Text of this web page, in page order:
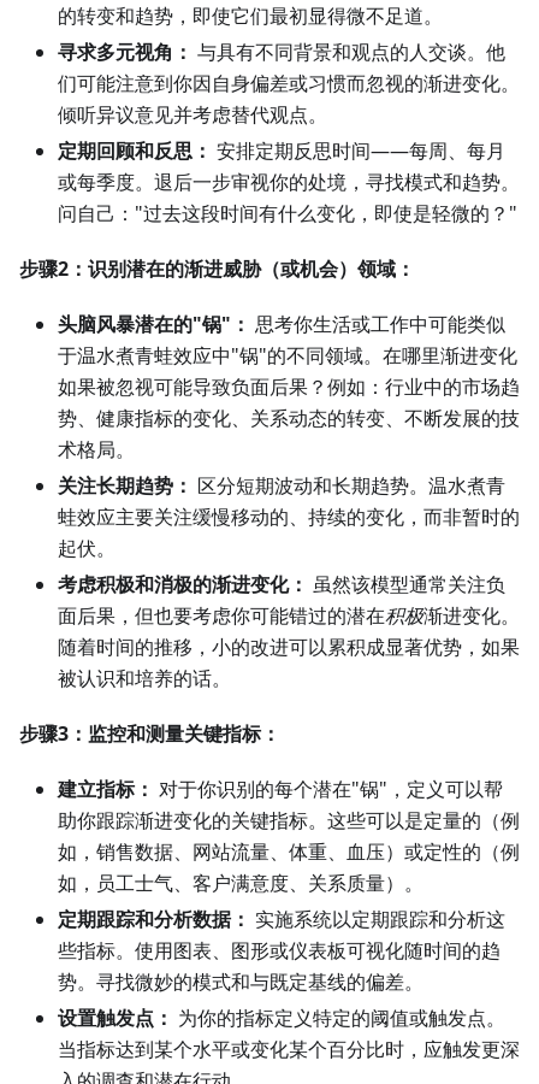
的转变和趋势，即使它们最初显得微不足道。
寻求多元视角： 与具有不同背景和观点的人交谈。他
们可能注意到你因自身偏差或习惯而忽视的渐进变化。
倾听异议意见并考虑替代观点。
定期回顾和反思： 安排定期反思时间——每周、每月
或每季度。退后一步审视你的处境，寻找模式和趋势。
问自己："过去这段时间有什么变化，即使是轻微的？"
步骤2：识别潜在的渐进威胁（或机会）领域：
头脑风暴潜在的"锅"： 思考你生活或工作中可能类似
于温水煮青蛙效应中"锅"的不同领域。在哪里渐进变化
如果被忽视可能导致负面后果？例如：行业中的市场趋
势、健康指标的变化、关系动态的转变、不断发展的技
术格局。
关注长期趋势： 区分短期波动和长期趋势。温水煮青
蛙效应主要关注缓慢移动的、持续的变化，而非暂时的
起伏。
考虑积极和消极的渐进变化： 虽然该模型通常关注负
面后果，但也要考虑你可能错过的潜在积极渐进变化。
随着时间的推移，小的改进可以累积成显著优势，如果
被认识和培养的话。
步骤3：监控和测量关键指标：
建立指标： 对于你识别的每个潜在"锅"，定义可以帮
助你跟踪渐进变化的关键指标。这些可以是定量的（例
如，销售数据、网站流量、体重、血压）或定性的（例
如，员工士气、客户满意度、关系质量）。
定期跟踪和分析数据： 实施系统以定期跟踪和分析这
些指标。使用图表、图形或仪表板可视化随时间的趋
势。寻找微妙的模式和与既定基线的偏差。
设置触发点： 为你的指标定义特定的阈值或触发点。
当指标达到某个水平或变化某个百分比时，应触发更深